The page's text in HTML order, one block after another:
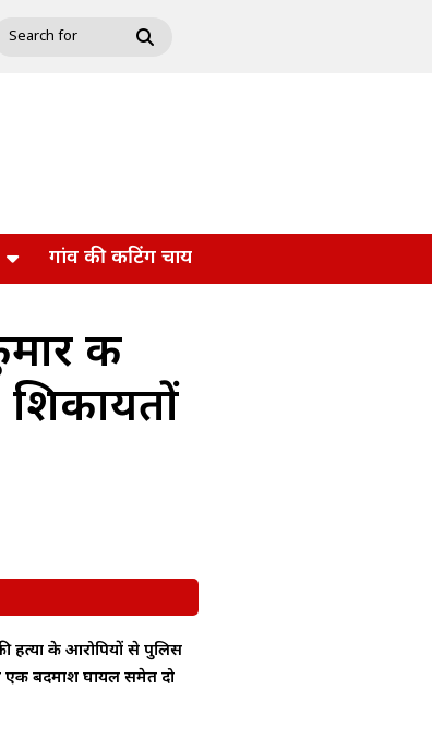
गांव की कटिंग चाय
की
हत्या के आरोपियों से पुलिस
बदमाश घायल समेत दो